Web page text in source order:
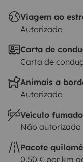
Viagem ao
Autorizado
Carta de
Carta de
Animais a
Autorizado
Veículo
Não autorizado
Pacote
0,50 € por km